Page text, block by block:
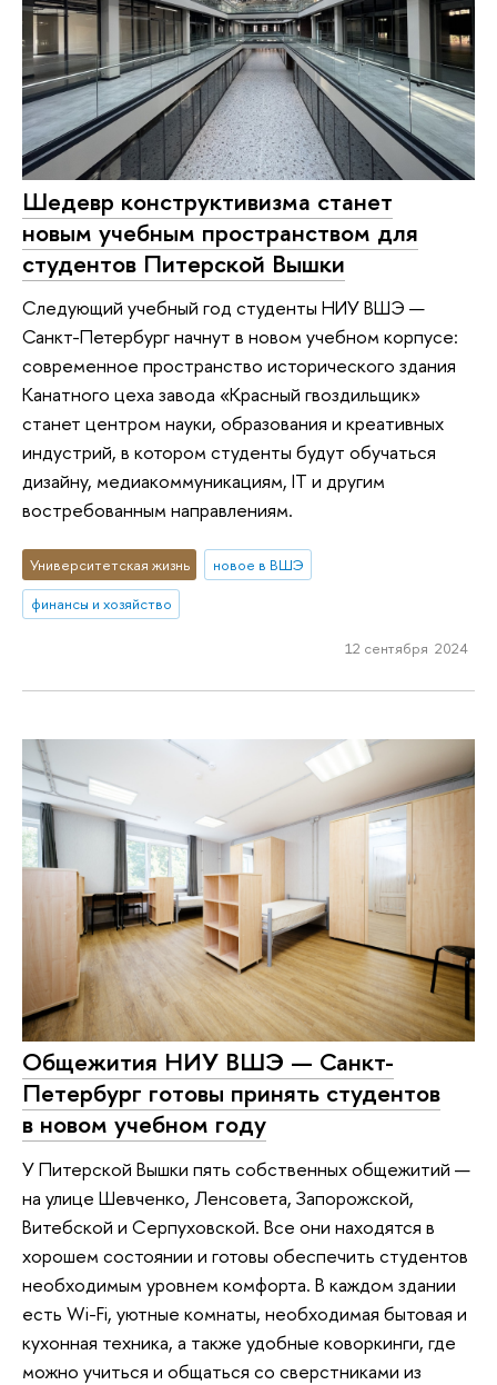
Шедевр конструктивизма станет
новым учебным пространством для
студентов Питерской Вышки
Следующий учебный год студенты НИУ ВШЭ —
Санкт-Петербург начнут в новом учебном корпусе:
современное пространство исторического здания
Канатного цеха завода «Красный гвоздильщик»
станет центром науки, образования и креативных
индустрий, в котором студенты будут обучаться
дизайну, медиакоммуникациям, IT и другим
востребованным направлениям.
Университетская жизнь
новое в ВШЭ
финансы и хозяйство
12 сентября 2024
Общежития НИУ ВШЭ — Санкт-
Петербург готовы принять студентов
в новом учебном году
У Питерской Вышки пять собственных общежитий —
на улице Шевченко, Ленсовета, Запорожской,
Витебской и Серпуховской. Все они находятся в
хорошем состоянии и готовы обеспечить студентов
необходимым уровнем комфорта. В каждом здании
есть Wi-Fi, уютные комнаты, необходимая бытовая и
кухонная техника, а также удобные коворкинги, где
можно учиться и общаться со сверстниками из